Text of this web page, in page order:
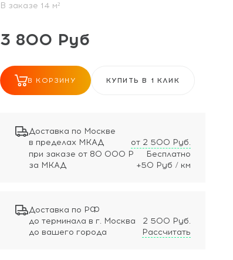
В заказе 14 м²
3 800 Руб
В КОРЗИНУ КУПИТЬ В 1 КЛИК
Доставка по Москве
в пределах МКАД
от 2 500 Руб.
при заказе от 80 000 Р
Бесплатно
за МКАД
+50 Руб / км
Доставка по РФ
до терминала в г. Москва
2 500 Руб.
до вашего города
Рассчитать